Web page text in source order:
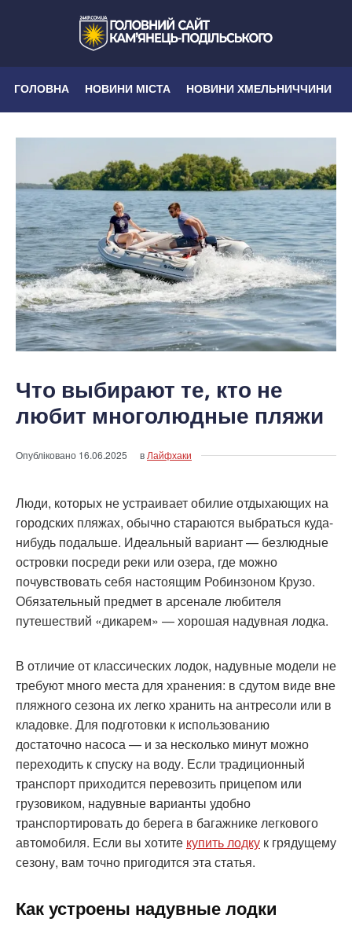
ГОЛОВНА НОВИНИ МІСТА НОВИНИ ХМЕЛЬНИЧЧИНИ
Что выбирают те, кто не
любит многолюдные пляжи
Опубліковано 16.06.2025 вЛайфхаки
Люди, которых не устраивает обилие отдыхающих на
городских пляжах, обычно стараются выбраться куда-
нибудь подальше. Идеальный вариант — безлюдные
островки посреди реки или озера, где можно
почувствовать себя настоящим Робинзоном Крузо.
Обязательный предмет в арсенале любителя
путешествий «дикарем» — хорошая надувная лодка.
В отличие от классических лодок, надувные модели не
требуют много места для хранения: в сдутом виде вне
пляжного сезона их легко хранить на антресоли или в
кладовке. Для подготовки к использованию
достаточно насоса — и за несколько минут можно
переходить к спуску на воду. Если традиционный
транспорт приходится перевозить прицепом или
грузовиком, надувные варианты удобно
транспортировать до берега в багажнике легкового
автомобиля. Если вы хотите купить лодку к грядущему
сезону, вам точно пригодится эта статья.
Как устроены надувные лодки